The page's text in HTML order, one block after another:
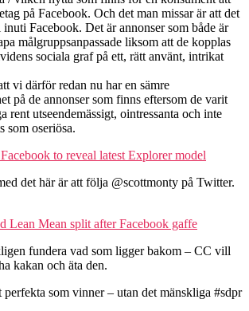
på Facebook. Och det man missar är att det
Facebook. Det är annonser som både är
målgruppsanpassade liksom att de kopplas
sociala graf på ett, rätt använt, intrikat
vi därför redan nu har en sämre
på de annonser som finns eftersom de varit
rent utseendemässigt, ointressanta och inte
som oseriösa.
to reveal latest Explorer model
det här är att följa @scottmonty på Twitter.
Lean Mean split after Facebook gaffe
fundera vad som ligger bakom – CC vill
kakan och äta den.
perfekta som vinner – utan det mänskliga #sdpr